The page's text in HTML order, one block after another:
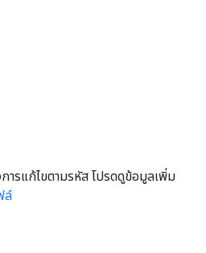
ารแก้ไขตามรหัส โปรดดูข้อมูลเพิ่ม
ล์